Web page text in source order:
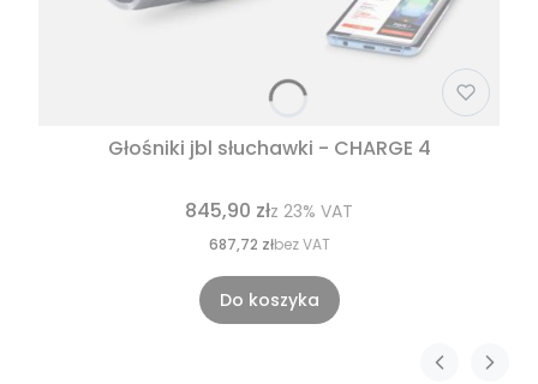
Głośniki jbl słuchawki - CHARGE 4
845,90 złz 23% VAT
687,72 złbez VAT
Do koszyka